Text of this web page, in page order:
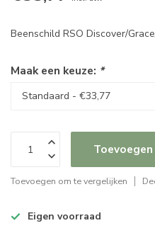
Beenschild RSO Discover/
Maak een keuze: *
Toevoegen om te vergelijken
Eigen voorraad